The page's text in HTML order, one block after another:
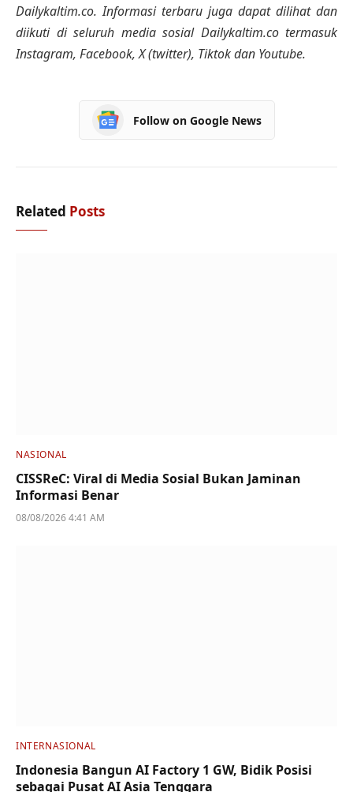
Dailykaltim.co. Informasi terbaru juga dapat dilihat dan
diikuti di seluruh media sosial Dailykaltim.co termasuk
Instagram, Facebook, X (twitter), Tiktok dan Youtube.
Follow on Google News
Related Posts
NASIONAL
CISSReC: Viral di Media Sosial Bukan Jaminan
Informasi Benar
08/08/2026 4:41 AM
INTERNASIONAL
Indonesia Bangun AI Factory 1 GW, Bidik Posisi
sebagai Pusat AI Asia Tenggara